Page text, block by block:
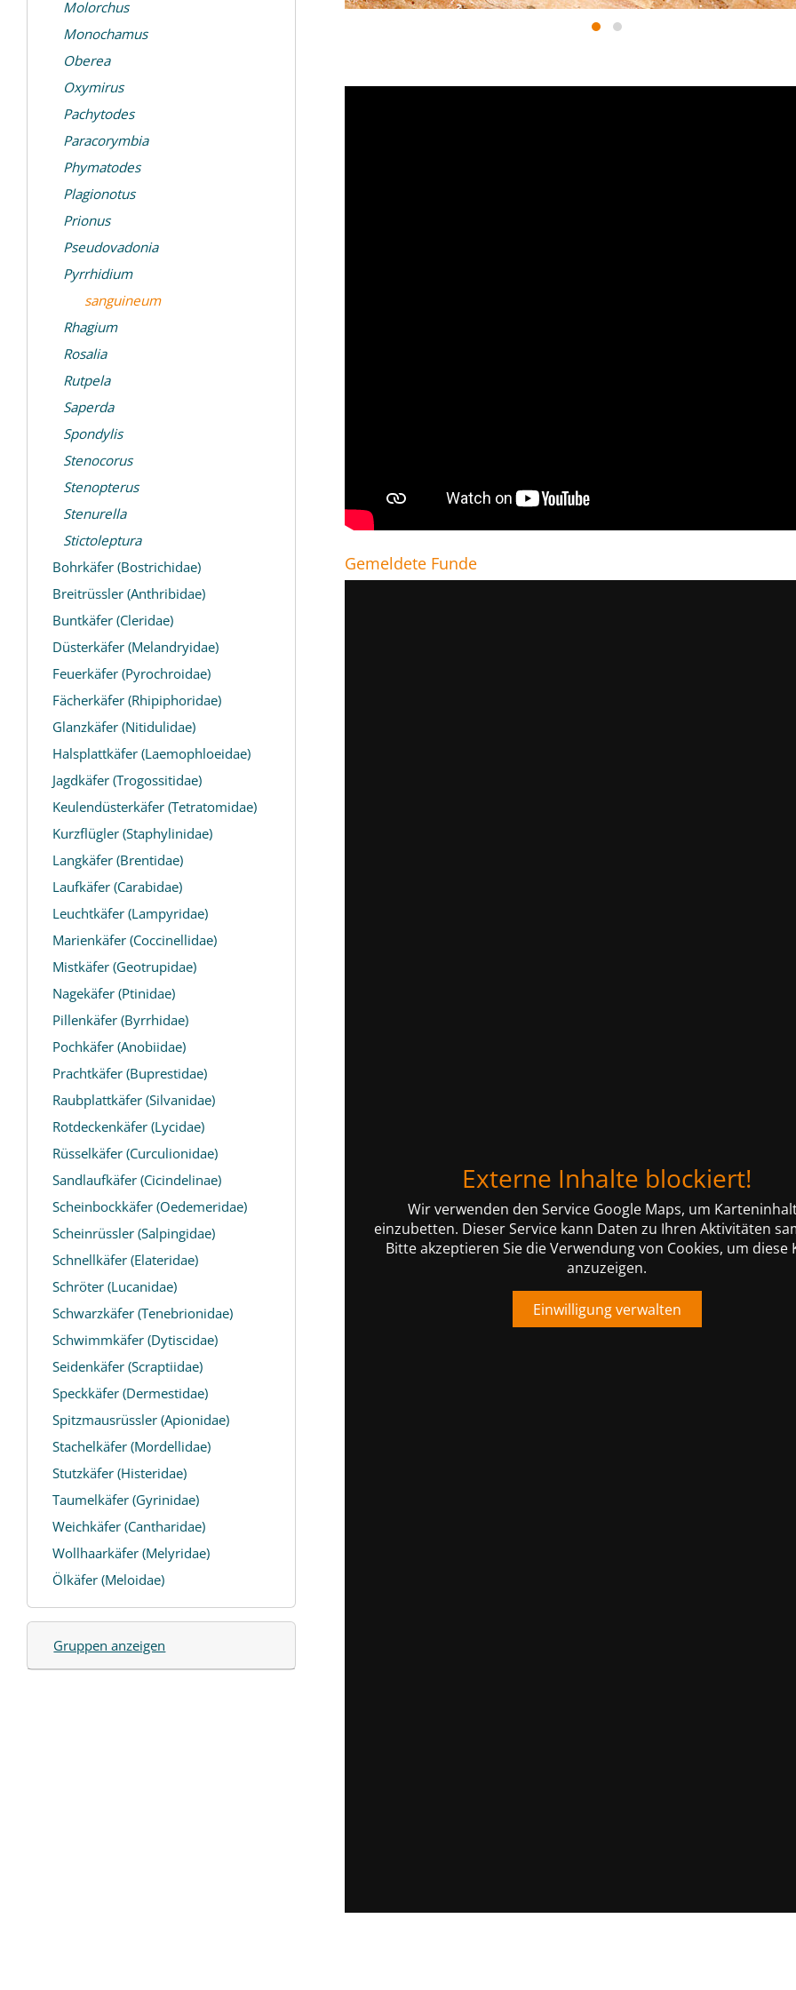
Gemeldete Funde
Externe Inhalte blockiert!
Wir verwenden den Service Google Maps, um
einzubetten. Dieser Service kann Daten zu Ihren Aktivitäten
Bitte akzeptieren Sie die Verwendung von Cookies, um diese
anzuzeigen.
Einwilligung verwalten
Molorchus
Monochamus
Oberea
Oxymirus
Pachytodes
Paracorymbia
Phymatodes
Plagionotus
Prionus
Pseudovadonia
Pyrrhidium
sanguineum
Rhagium
Rosalia
Rutpela
Saperda
Spondylis
Stenocorus
Stenopterus
Stenurella
Stictoleptura
Bohrkäfer (Bostrichidae)
Breitrüssler (Anthribidae)
Buntkäfer (Cleridae)
Düsterkäfer (Melandryidae)
Feuerkäfer (Pyrochroidae)
Fächerkäfer (Rhipiphoridae)
Glanzkäfer (Nitidulidae)
Halsplattkäfer (Laemophloeidae)
Jagdkäfer (Trogossitidae)
Keulendüsterkäfer (Tetratomidae)
Kurzflügler (Staphylinidae)
Langkäfer (Brentidae)
Laufkäfer (Carabidae)
Leuchtkäfer (Lampyridae)
Marienkäfer (Coccinellidae)
Mistkäfer (Geotrupidae)
Nagekäfer (Ptinidae)
Pillenkäfer (Byrrhidae)
Pochkäfer (Anobiidae)
Prachtkäfer (Buprestidae)
Raubplattkäfer (Silvanidae)
Rotdeckenkäfer (Lycidae)
Rüsselkäfer (Curculionidae)
Sandlaufkäfer (Cicindelinae)
Scheinbockkäfer (Oedemeridae)
Scheinrüssler (Salpingidae)
Schnellkäfer (Elateridae)
Schröter (Lucanidae)
Schwarzkäfer (Tenebrionidae)
Schwimmkäfer (Dytiscidae)
Seidenkäfer (Scraptiidae)
Speckkäfer (Dermestidae)
Spitzmausrüssler (Apionidae)
Stachelkäfer (Mordellidae)
Stutzkäfer (Histeridae)
Taumelkäfer (Gyrinidae)
Weichkäfer (Cantharidae)
Wollhaarkäfer (Melyridae)
Ölkäfer (Meloidae)
Gruppen anzeigen